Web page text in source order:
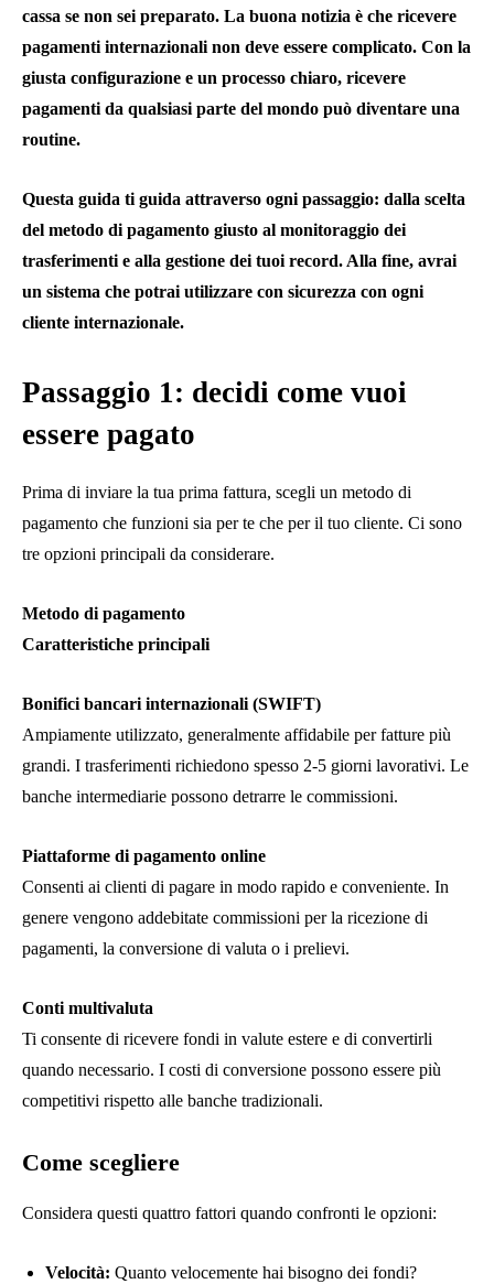
cassa se non sei preparato. La buona notizia è che ricevere
pagamenti internazionali non deve essere complicato. Con la
giusta configurazione e un processo chiaro, ricevere
pagamenti da qualsiasi parte del mondo può diventare una
routine.
Questa guida ti guida attraverso ogni passaggio: dalla scelta
del metodo di pagamento giusto al monitoraggio dei
trasferimenti e alla gestione dei tuoi record. Alla fine, avrai
un sistema che potrai utilizzare con sicurezza con ogni
cliente internazionale.
Passaggio 1: decidi come vuoi
essere pagato
Prima di inviare la tua prima fattura, scegli un metodo di
pagamento che funzioni sia per te che per il tuo cliente. Ci sono
tre opzioni principali da considerare.
Metodo di pagamento
Caratteristiche principali
Bonifici bancari internazionali (SWIFT)
Ampiamente utilizzato, generalmente affidabile per fatture più
grandi. I trasferimenti richiedono spesso 2-5 giorni lavorativi. Le
banche intermediarie possono detrarre le commissioni.
Piattaforme di pagamento online
Consenti ai clienti di pagare in modo rapido e conveniente. In
genere vengono addebitate commissioni per la ricezione di
pagamenti, la conversione di valuta o i prelievi.
Conti multivaluta
Ti consente di ricevere fondi in valute estere e di convertirli
quando necessario. I costi di conversione possono essere più
competitivi rispetto alle banche tradizionali.
Come scegliere
Considera questi quattro fattori quando confronti le opzioni:
Velocità: Quanto velocemente hai bisogno dei fondi?